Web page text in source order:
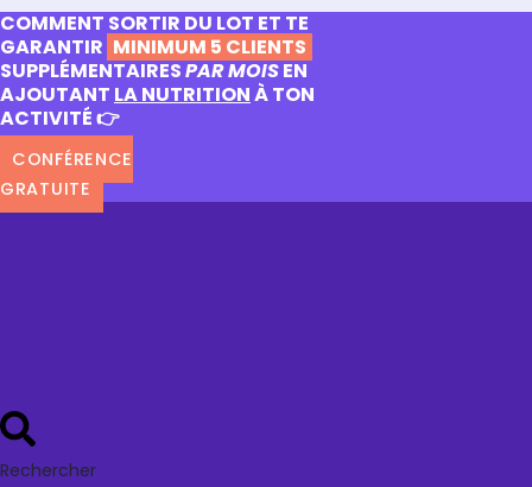
COMMENT SORTIR DU LOT ET TE
GARANTIR MINIMUM 5 CLIENTS
SUPPLÉMENTAIRESPAR MOISEN
AJOUTANT LA NUTRITIONÀ TON
ACTIVITÉ 👉
CONFÉRENCE
GRATUITE
Rechercher